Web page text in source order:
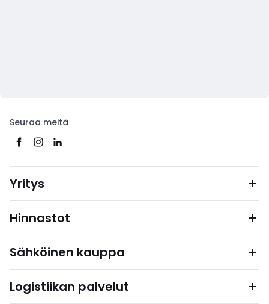
Seuraa meitä
Yritys
Hinnastot
Sähköinen kauppa
Logistiikan palvelut